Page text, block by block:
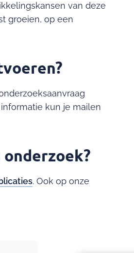
van deze
groeien, op een
kun je mailen
. Ook op onze